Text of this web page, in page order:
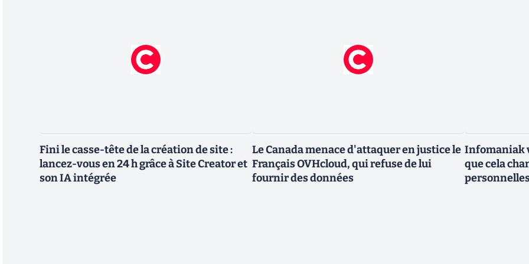
Fini le casse-tête de la création de site :
lancez-vous en 24 h grâce à Site Creator et
son IA intégrée
Le Canada menace d'attaquer en justice le
Français OVHcloud, qui refuse de lui
fournir des données
Infomaniak
que cela